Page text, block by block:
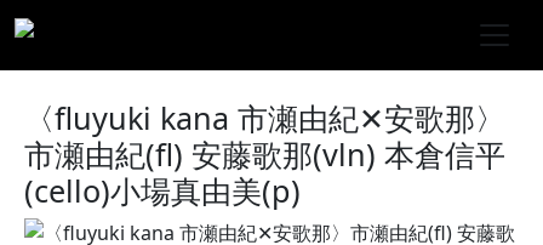
〈fluyuki kana 市瀬由紀✕安歌那〉
市瀬由紀(fl) 安藤歌那(vln) 本倉信平
(cello)小場真由美(p)